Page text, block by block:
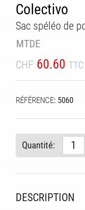
Colectivo
Sac spéléo de
MTDE
CHF 60.60 TTC
RÉFÉRENCE: 5060
Quantité:
DESCRIPTION